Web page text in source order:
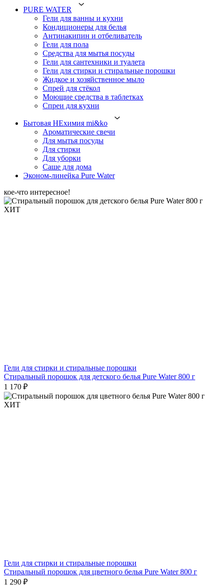
PURE WATER
Гели для ванны и кухни
Кондиционеры для белья
Антинакипин и отбеливатель
Гели для пола
Средства для мытья посуды
Гели для сантехники и туалета
Гели для стирки и стиральные порошки
Жидкое и хозяйственное мыло
Спрей для стёкол
Моющие средства в таблетках
Спреи для кухни
Бытовая НЕхимия mi&ko
Ароматические свечи
Для мытья посуды
Для стирки
Для уборки
Саше для дома
Эконом-линейка Pure Water
кое-что интересное!
ХИТ
Гели для стирки и стиральные порошки
Стиральный порошок для детского белья Pure Water 800 г
1 170 ₽
ХИТ
Гели для стирки и стиральные порошки
Стиральный порошок для цветного белья Pure Water 800 г
1 290 ₽